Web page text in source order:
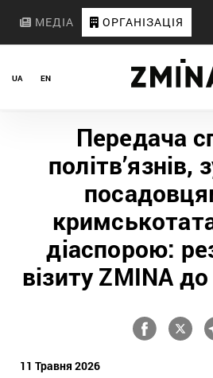
МЕДІА ОРГАНІЗАЦІЯ
UA EN
Передача
політв’язнів,
діаспорою:
візиту ZMINA
11 Травня 2026